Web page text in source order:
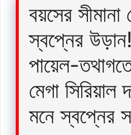
বয়সের সীমানা
স্বপ্নের
পায়েল-
মেগা সিরিয়াল
মনে স্বপ্নের